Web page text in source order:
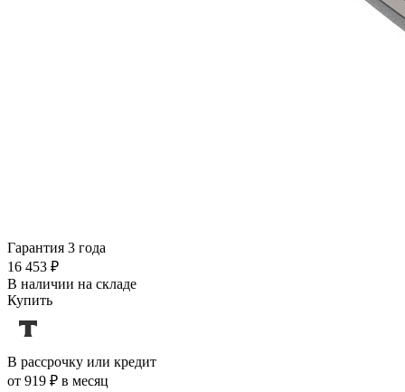
Гарантия 3 года
16 453 ₽
В наличии на складе
Купить
В рассрочку или кредит
от 919 ₽ в месяц